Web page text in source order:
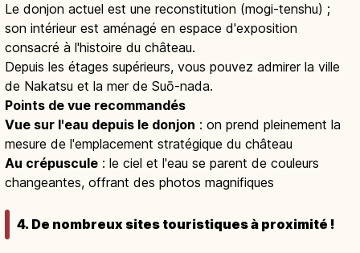
Le donjon actuel est une reconstitution (mogi-tenshu) ;
son intérieur est aménagé en espace d'exposition
consacré à l'histoire du château.
Depuis les étages supérieurs, vous pouvez admirer la ville
de Nakatsu et la mer de Suō-nada.
Points de vue recommandés
Vue sur l'eau depuis le donjon : on prend pleinement la
mesure de l'emplacement stratégique du château
Au crépuscule : le ciel et l'eau se parent de couleurs
changeantes, offrant des photos magnifiques
4. De nombreux sites touristiques à proximité !